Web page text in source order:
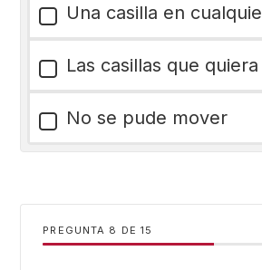
Una casilla en
Las casillas que quiera
No se pude mover
PREGUNTA DE 15